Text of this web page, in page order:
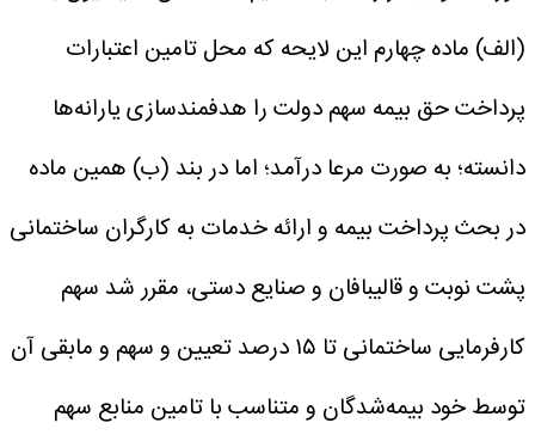
(الف) ماده چهارم این لایحه که محل تامین اعتبارات
پرداخت حق بیمه سهم دولت را هدفمندسازی یارانه‌ها
دانسته؛ به صورت مرعا درآمد؛ اما در بند (ب) همین ماده
در بحث پرداخت بیمه و ارائه خدمات به کارگران ساختمانی
پشت نوبت و قالیبافان و صنایع دستی، مقرر شد سهم
کارفرمایی ساختمانی تا ۱۵ درصد تعیین و سهم و مابقی آن
توسط خود بیمه‌شدگان و متناسب با تامین منابع سهم